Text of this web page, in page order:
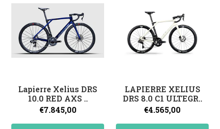
Lapierre Xelius DRS
10.0 RED AXS ..
€7.845,00
LAPIERRE XELIUS
DRS 8.0 C1 ULTEGR..
€4.565,00